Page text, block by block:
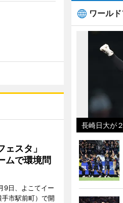
ェスタ」
ムで環境問
9日、よこてイー
市駅前町）で開
ワール
長崎日大が